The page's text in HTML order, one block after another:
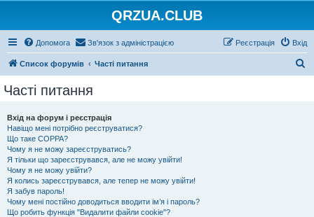
QRZUA.CLUB
Допомога Зв'язок з адміністрацією Вхід
Реєстрація
Список форумів Часті питання
Часті питання
Вхід на форум і реєстрація
Навіщо мені потрібно реєструватися?
Що таке COPPA?
Чому я не можу зареєструватись?
Я тільки що зареєструвався, але не можу увійти!
Чому я не можу увійти?
Я колись зареєструвався, але тепер не можу увійти!
Я забув пароль!
Чому мені постійно доводиться вводити ім’я і пароль?
Що робить функція "Видалити файли cookie"?